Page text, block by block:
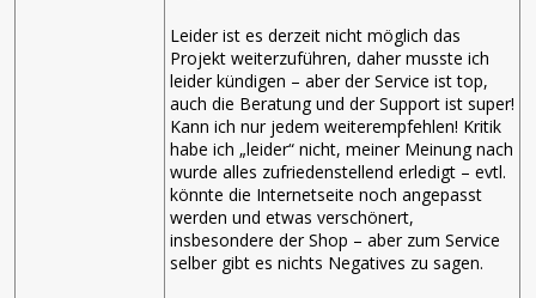
Leider ist es derzeit nicht möglich das
Projekt weiterzuführen, daher musste ich
leider kündigen – aber der Service ist top,
auch die Beratung und der Support ist super!
Kann ich nur jedem weiterempfehlen! Kritik
habe ich „leider“ nicht, meiner Meinung nach
wurde alles zufriedenstellend erledigt – evtl.
könnte die Internetseite noch angepasst
werden und etwas verschönert,
insbesondere der Shop – aber zum Service
selber gibt es nichts Negatives zu sagen.